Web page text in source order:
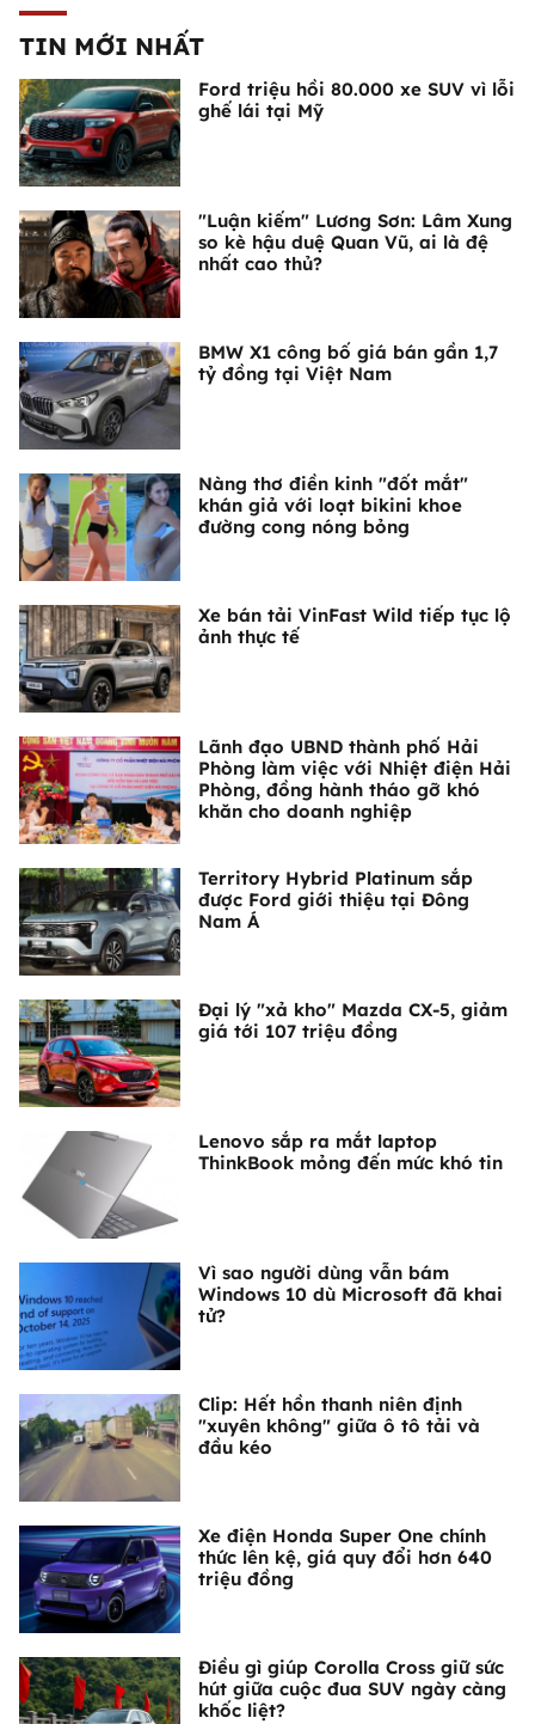
TIN MỚI NHẤT
Ford triệu hồi 80.000 xe SUV vì lỗi
ghế lái tại Mỹ
"Luận kiếm" Lương Sơn: Lâm Xung
so kè hậu duệ Quan Vũ, ai là đệ
nhất cao thủ?
BMW X1 công bố giá bán gần 1,7
tỷ đồng tại Việt Nam
Nàng thơ điền kinh "đốt mắt"
khán giả với loạt bikini khoe
đường cong nóng bỏng
Xe bán tải VinFast Wild tiếp tục lộ
ảnh thực tế
Lãnh đạo UBND thành phố Hải
Phòng làm việc với Nhiệt điện Hải
Phòng, đồng hành tháo gỡ khó
khăn cho doanh nghiệp
Territory Hybrid Platinum sắp
được Ford giới thiệu tại Đông
Nam Á
Đại lý "xả kho" Mazda CX-5, giảm
giá tới 107 triệu đồng
Lenovo sắp ra mắt laptop
ThinkBook mỏng đến mức khó tin
Vì sao người dùng vẫn bám
Windows 10 dù Microsoft đã khai
tử?
Clip: Hết hồn thanh niên định
"xuyên không" giữa ô tô tải và
đầu kéo
Xe điện Honda Super One chính
thức lên kệ, giá quy đổi hơn 640
triệu đồng
Điều gì giúp Corolla Cross giữ sức
hút giữa cuộc đua SUV ngày càng
khốc liệt?